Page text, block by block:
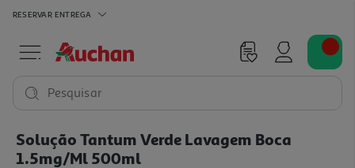
RESERVAR ENTREGA
Pesquisar
Solução Tantum Verde Lavagem Boca
1.5mg/ml 500ml